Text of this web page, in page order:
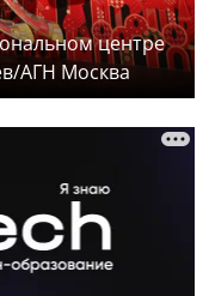
центре
АГН Москва